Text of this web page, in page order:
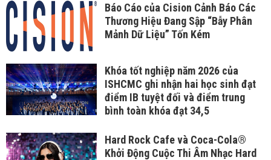
Báo Cáo của Cision Cảnh Báo Các
Thương Hiệu Đang Sập “Bẫy Phân
Mảnh Dữ Liệu” Tốn Kém
Khóa tốt nghiệp năm 2026 của
ISHCMC ghi nhận hai học sinh đạt
điểm IB tuyệt đối và điểm trung
bình toàn khóa đạt 34,5
Hard Rock Cafe và Coca-Cola®
Khởi Động Cuộc Thi Âm Nhạc Hard